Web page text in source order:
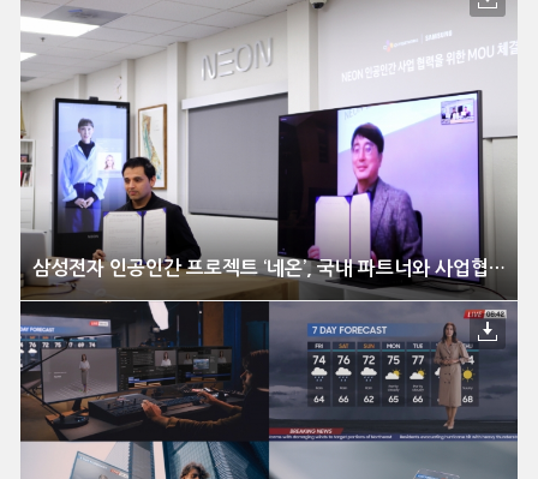
삼성전자 인공인간 프로젝트 ‘네온’, 국내 파트너와 사업협력 개시